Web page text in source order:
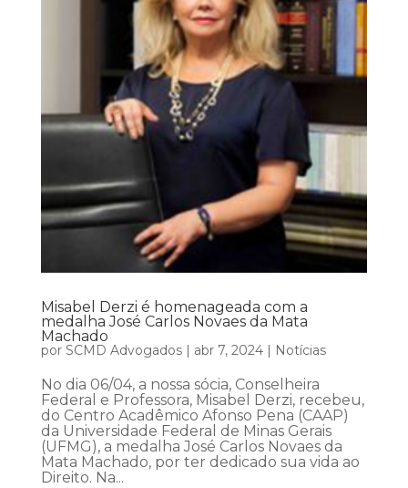
Misabel Derzi é homenageada com a
medalha José Carlos Novaes da Mata
Machado
por SCMD Advogados| abr 7, 2024| Notícias
No dia 06/04, a nossa sócia, Conselheira
Federal e Professora, Misabel Derzi, recebeu,
do Centro Acadêmico Afonso Pena (CAAP)
da Universidade Federal de Minas Gerais
(UFMG), a medalha José Carlos Novaes da
Mata Machado, por ter dedicado sua vida ao
Direito. Na...